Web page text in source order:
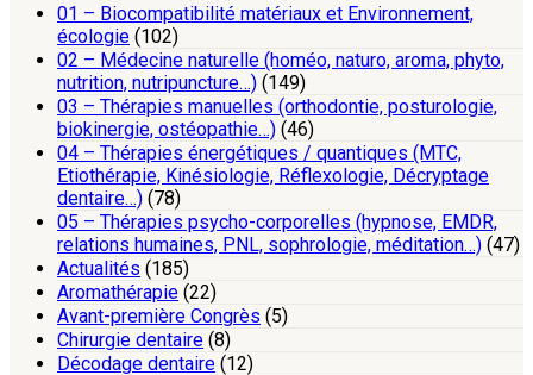
01 – Biocompatibilité matériaux et Environnement,
écologie (102)
02 – Médecine naturelle (homéo, naturo, aroma, phyto,
nutrition, nutripuncture…) (149)
03 – Thérapies manuelles (orthodontie, posturologie,
biokinergie, ostéopathie…) (46)
04 – Thérapies énergétiques / quantiques (MTC,
Etiothérapie, Kinésiologie, Réflexologie, Décryptage
dentaire…) (78)
05 – Thérapies psycho-corporelles (hypnose, EMDR,
relations humaines, PNL, sophrologie, méditation…) (47)
Actualités (185)
Aromathérapie (22)
Avant-première Congrès (5)
Chirurgie dentaire (8)
Décodage dentaire (12)